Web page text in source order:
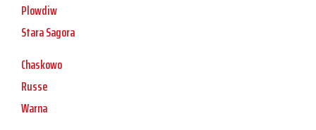
Plowdiw
Stara Sagora
Chaskowo
Russe
Warna